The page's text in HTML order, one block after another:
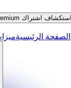
استكشاف اشتراك Premium
الصفحة الرئيسية